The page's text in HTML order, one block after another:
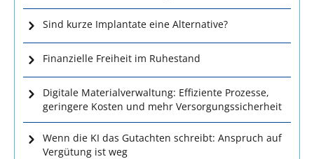
Sind kurze Implantate eine Alternative?
Finanzielle Freiheit im Ruhestand
Digitale Materialverwaltung: Effiziente Prozesse,
geringere Kosten und mehr Versorgungssicherheit
Wenn die KI das Gutachten schreibt: Anspruch auf
Vergütung ist weg